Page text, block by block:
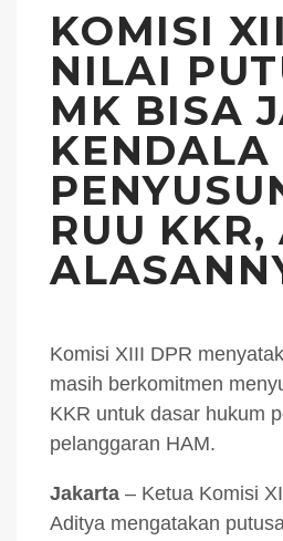
KOMISI
NILAI
MK BISA
KENDALA
RUU KKR,
Komisi XIII DPR
masih berkomitmen
KKR untuk dasar hukum
pelanggaran HAM.
Jakarta – Ketua Komisi
Aditya mengatakan